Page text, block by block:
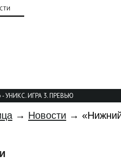
УНИКС. ИГРА 3. ПРЕВЬЮ
→ Новости →